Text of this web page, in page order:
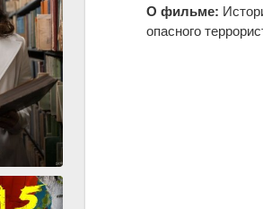
О фильме:
опасного